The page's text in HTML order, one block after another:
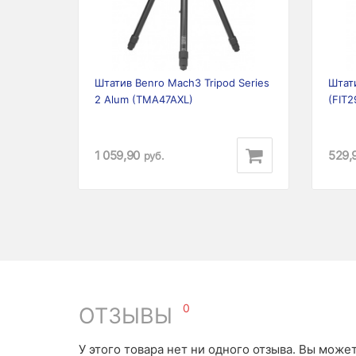
Штатив Benro Mach3 Tripod Series
2 Alum (TMA47AXL)
1 059,90 руб.
ОТЗЫВЫ 0
У этого товара нет ни одного отзыва. Вы